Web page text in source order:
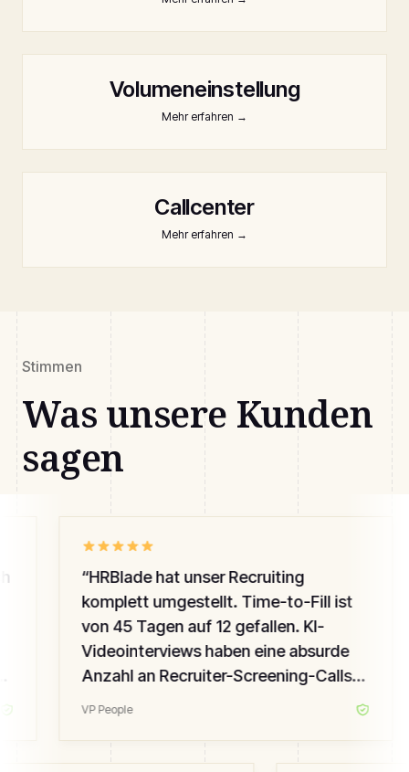
Volumeneinstellung
Mehr erfahren →
Callcenter
Mehr erfahren →
Stimmen
Was unsere Kunden
sagen
“HRBlade hat unser Recruiting
komplett umgestellt. Time-to-Fill ist
von 45 Tagen auf 12 gefallen. KI-
Videointerviews haben eine absurde
Anzahl an Recruiter-Screening-Calls
VP People